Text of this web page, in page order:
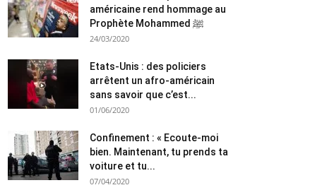
américaine rend hommage au
Prophète Mohammed ﷺ
24/03/2020
Etats-Unis : des policiers
arrêtent un afro-américain
sans savoir que c’est...
01/06/2020
Confinement : « Ecoute-moi
bien. Maintenant, tu prends ta
voiture et tu...
07/04/2020